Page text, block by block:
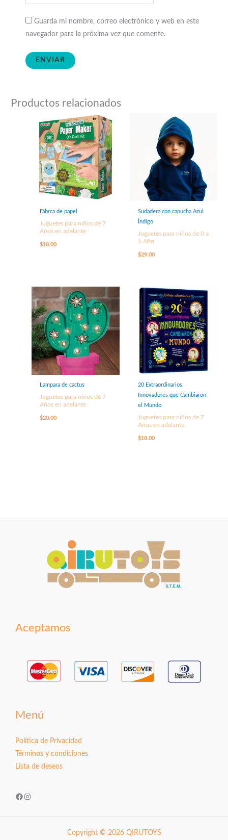
Guarda mi nombre, correo electrónico y web en este
navegador para la próxima vez que comente.
Productos relacionados
Fábrca de papel
Juguetes para niños de 7
Años en adelante
$18.00
Sudadera con capucha Azul
Índigo
Juguetes para niños de 0 a
1 Año
$29.00
Lampara de cactus
Juguetes para niños de 7
Años en adelante
$20.00
20 Extraordinarios
Innovadores que Cambiaron
el Mundo
Juguetes para niños de 7
Años en adelante
$18.00
Aceptamos
Menú
Política de Privacidad
Términos y condiciones
Lista de deseos
Facebook
Instagram
Copyright © 2026 QIRUTOYS